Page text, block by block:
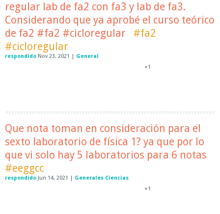
regular lab de fa2 con fa3 y lab de fa3.
Considerando que ya aprobé el curso teórico
de fa2 #fa2 #cicloregular
#fa2
#cicloregular
respondido Nov 23, 2021 | General
+1
Que nota toman en consideración para el
sexto laboratorio de física 1? ya que por lo
que vi solo hay 5 laboratorios para 6 notas
#eeggcc
respondido Jun 14, 2021 | Generales Ciencias
+1